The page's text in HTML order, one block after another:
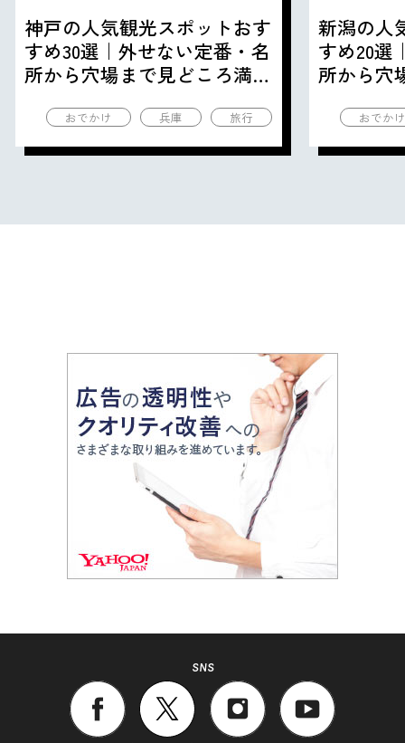
神戸の人気観光スポットおす
すめ30選｜外せない定番・名
所から穴場まで見どころ満載
おでかけ 兵庫 旅行
新潟の人
すめ20選
所から穴
おでか
SNS